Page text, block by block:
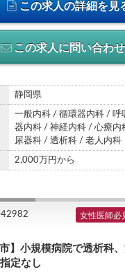
この求人の詳細を見
この求人に問い合わ
静岡県
一般内科 / 循環器内科 / 呼
器内科 / 神経内科 / 心療内
尿器科 / 透析科 / 老人内
2,000万円から
女性医師必
市】小規模病院で透析科
定なし